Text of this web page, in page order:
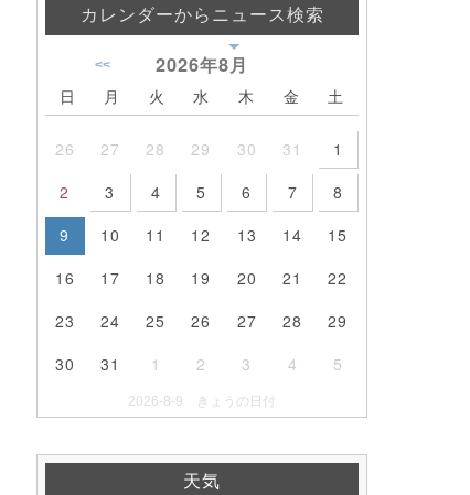
カレンダーからニュース検索
2026年8月
<<
日 月 火 水 木 金 土
26 27 28 29 30 31
1
2
3 4 5 6 7
8
9
10 11 12 13 14
15
16
17 18 19 20 21
22
23
24 25 26 27 28
29
30
31 1 2 3 4 5
2026-8-9 きょうの日付
天気